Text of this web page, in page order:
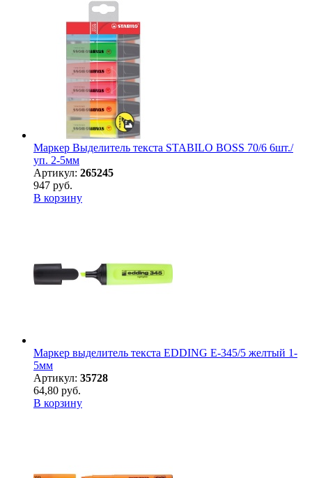
Маркер Выделитель текста STABILO BOSS 70/6 6шт./
уп. 2-5мм
Артикул: 265245
947 руб.
В корзину
Маркер выделитель текста EDDING E-345/5 желтый 1-
5мм
Артикул: 35728
64,80 руб.
В корзину